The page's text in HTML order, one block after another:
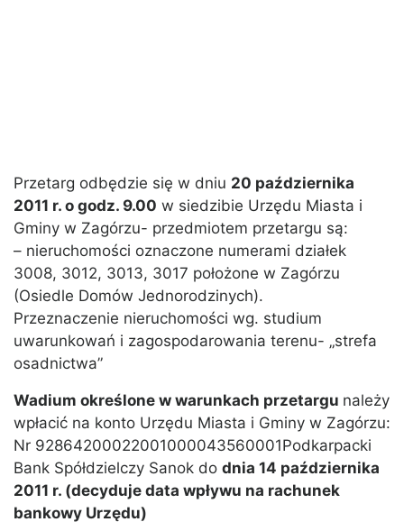
Przetarg odbędzie się w dniu 20 października
2011 r. o godz. 9.00 w siedzibie Urzędu Miasta i
Gminy w Zagórzu- przedmiotem przetargu są:
– nieruchomości oznaczone numerami działek
3008, 3012, 3013, 3017 położone w Zagórzu
(Osiedle Domów Jednorodzinych).
Przeznaczenie nieruchomości wg. studium
uwarunkowań i zagospodarowania terenu- „strefa
osadnictwa”
Wadium określone w warunkach przetargu należy
wpłacić na konto Urzędu Miasta i Gminy w Zagórzu:
Nr 92864200022001000043560001Podkarpacki
Bank Spółdzielczy Sanok do dnia 14 października
2011 r. (decyduje data wpływu na rachunek
bankowy Urzędu)